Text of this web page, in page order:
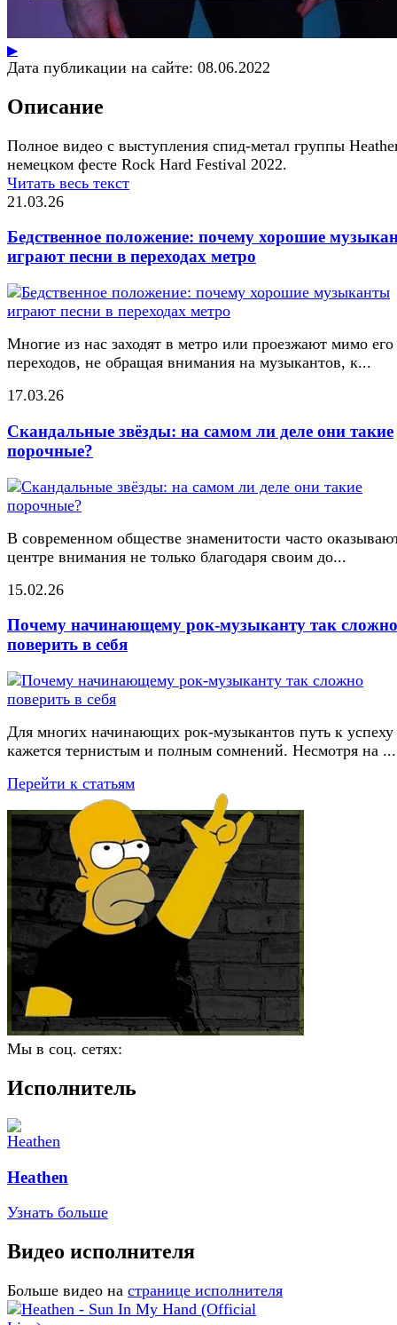
▶
Дата публикации на сайте: 08.06.2022
Описание
Полное видео с выступления спид-метал группы
немецком фесте Rock Hard Festival 2022.
Читать весь текст
21.03.26
Бедственное положение: почему хорошие
играют песни в переходах метро
Многие из нас заходят в метро или проезжают мимо его
переходов, не обращая внимания на музыкантов, к...
17.03.26
Скандальные звёзды: на самом ли деле они такие
порочные?
В современном обществе знаменитости часто
центре внимания не только благодаря своим до...
15.02.26
Почему начинающему рок-музыканту так сложно
поверить в себя
Для многих начинающих рок-музыкантов путь к успеху
кажется тернистым и полным сомнений. Несмотря на ...
Перейти к статьям
Мы в соц. сетях:
Исполнитель
Heathen
Узнать больше
Видео исполнителя
Больше видео на странице исполнителя